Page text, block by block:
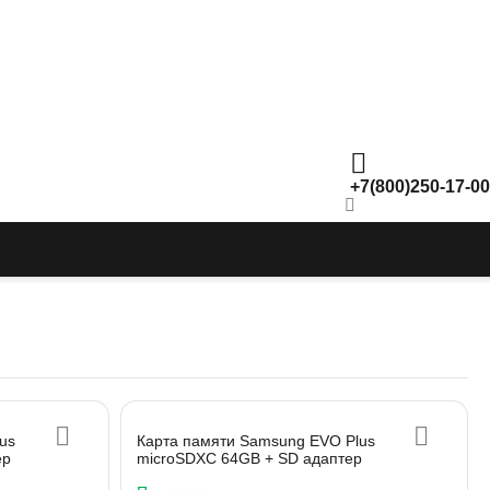
+7(800)250-17-00
Карта памяти Samsung EVO Plus
microSDXC 64GB + SD адаптер